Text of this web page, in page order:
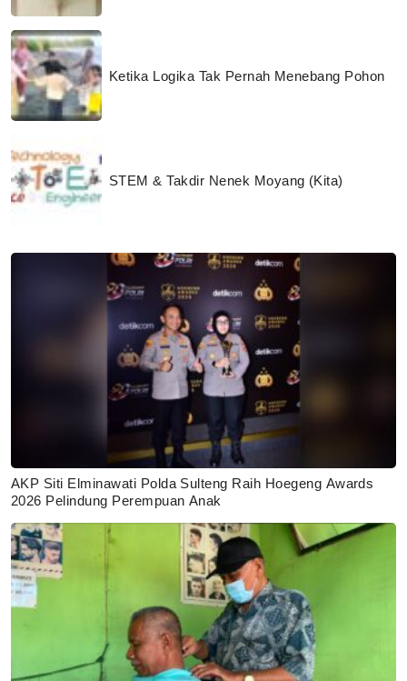
Ketika Logika Tak Pernah Menebang Pohon
STEM & Takdir Nenek Moyang (Kita)
AKP Siti Elminawati Polda Sulteng Raih Hoegeng Awards
2026 Pelindung Perempuan Anak